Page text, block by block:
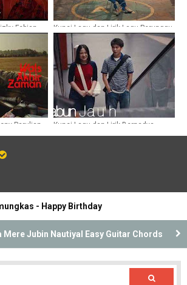
Febian -
Kunci Lagu dan Lirik Lagu Perunggu
- 33x
Parulian -
Kunci Lagu dan Lirik Bernadya -
- Happy Birthday
Mere Jubin Nautiyal Easy Guitar Chords